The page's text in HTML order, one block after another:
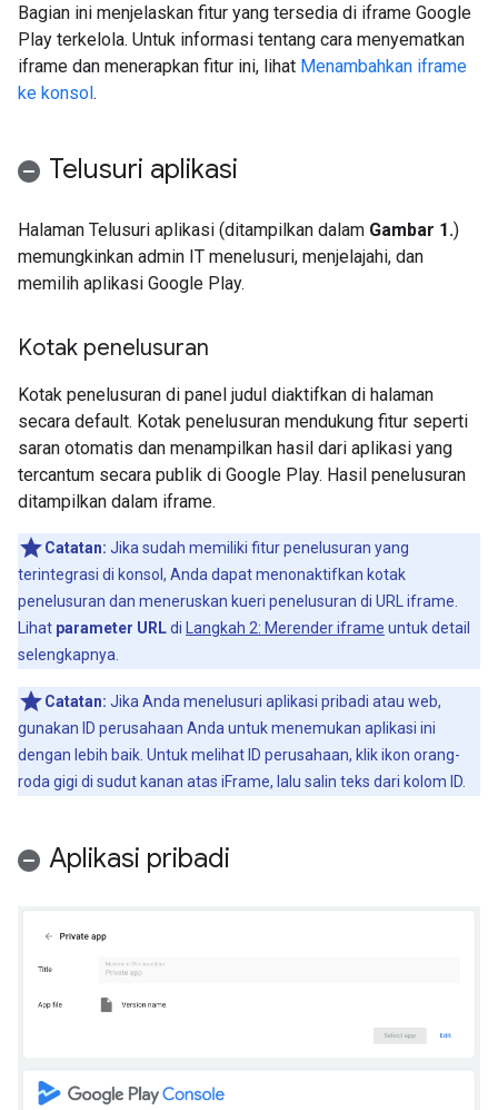
Bagian ini menjelaskan fitur yang tersedia di iframe Google
Play terkelola. Untuk informasi tentang cara menyematkan
iframe dan menerapkan fitur ini, lihat Menambahkan iframe
ke konsol.
Telusuri aplikasi
Halaman Telusuri aplikasi (ditampilkan dalam Gambar 1.)
memungkinkan admin IT menelusuri, menjelajahi, dan
memilih aplikasi Google Play.
Kotak penelusuran
Kotak penelusuran di panel judul diaktifkan di halaman
secara default. Kotak penelusuran mendukung fitur seperti
saran otomatis dan menampilkan hasil dari aplikasi yang
tercantum secara publik di Google Play. Hasil penelusuran
ditampilkan dalam iframe.
Catatan: Jika sudah memiliki fitur penelusuran yang
terintegrasi di konsol, Anda dapat menonaktifkan kotak
penelusuran dan meneruskan kueri penelusuran di URL iframe.
Lihat parameter URLdi Langkah 2: Merender iframe untuk detail
selengkapnya.
Catatan: Jika Anda menelusuri aplikasi pribadi atau web,
gunakan ID perusahaan Anda untuk menemukan aplikasi ini
dengan lebih baik. Untuk melihat ID perusahaan, klik ikon orang-
roda gigi di sudut kanan atas iFrame, lalu salin teks dari kolom ID.
Aplikasi pribadi